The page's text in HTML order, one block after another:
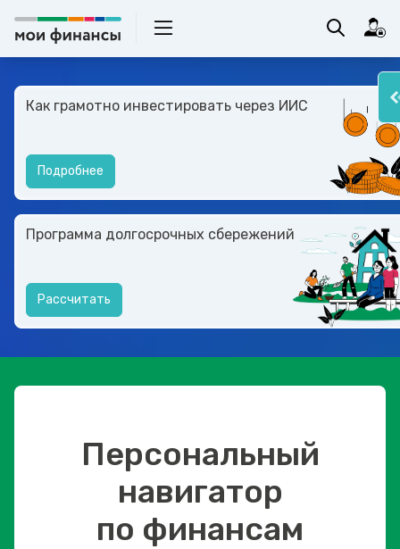
Как грамотно инвестировать через ИИС
Подробнее
Программа долгосрочных сбережений
Рассчитать
Персональный
навигатор
по финансам